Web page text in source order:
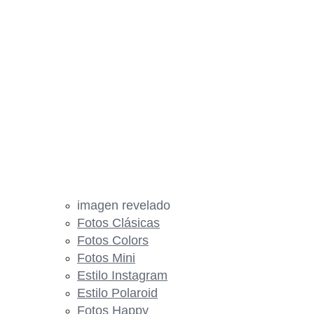
imagen revelado
Fotos Clásicas
Fotos Colors
Fotos Mini
Estilo Instagram
Estilo Polaroid
Fotos Happy